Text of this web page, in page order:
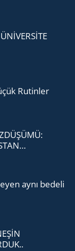
Ru­tin­ler
aynı be­de­li